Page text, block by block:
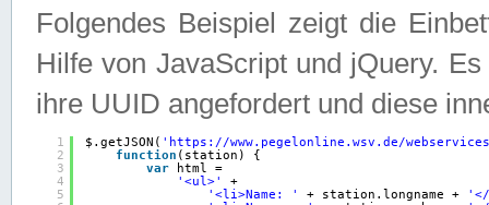
Folgendes Beispiel zeigt die
Hilfe von JavaScript und jQuery.
ihre UUID angefordert und diese
1
2
3
4
5
$.getJSON( ' https://www.pegelonline.wsv.de/
function (station) {
var
html =
'<ul>'
+
'<li>Name: '
+ station.longname +